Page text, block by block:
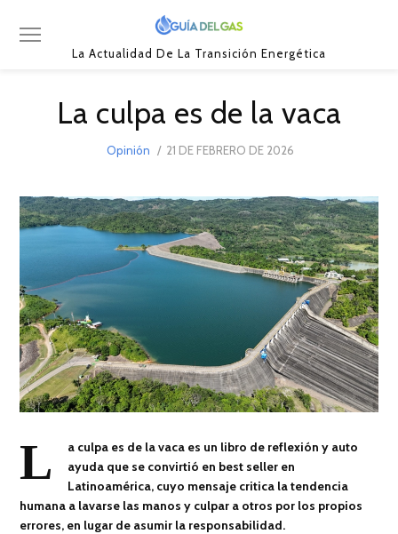
La Actualidad De La Transición Energética
La culpa es de la vaca
Opinión
POSTED
21 DE FEBRERO DE 2026
DE
2026
L
a culpa es de la vaca es un libro de reflexión y auto
ayuda que se convirtió en best seller en
Latinoamérica, cuyo mensaje critica la tendencia
humana a lavarse las manos y culpar a otros por los propios
errores, en lugar de asumir la responsabilidad.